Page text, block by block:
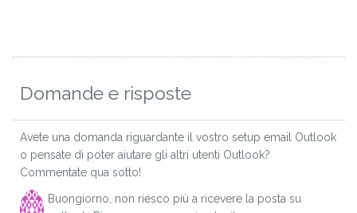
Domande e risposte
Avete una domanda riguardante il vostro setup email Outlook
o pensate di poter aiutare gli altri utenti Outlook?
Commentate qua sotto!
Buongiorno, non riesco più a ricevere la posta su